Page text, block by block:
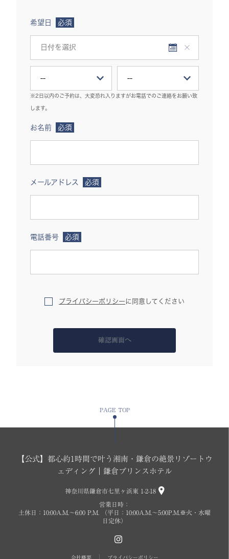
希望日 必須
※2日以内のご予約は、大変恐れ入りますがお電話でのご連絡をお願い致
します。
お名前 必須
メールアドレス 必須
電話番号 必須
プライバシーポリシーに 同意してください
確認画面へ
PAGE TOP
【公式】都心約1時間で叶う湘南・鎌倉の絶景リゾートウ
ェディング｜鎌倉プリンスホテル
神奈川県鎌倉市七里ヶ浜東 1-2-18
営業日時：
土休日：10:00A.M.〜6:00 P.M. （平日：10:00A.M.～5:00P.M.※火・水曜
日定休）
会社概要 プライバシーポリシー